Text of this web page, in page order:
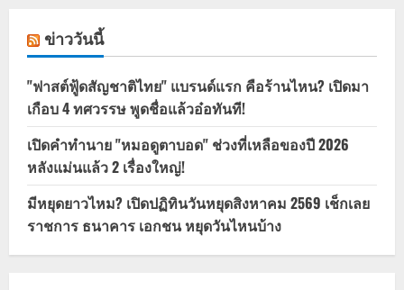
ข่าววันนี้
"ฟาสต์ฟู้ดสัญชาติไทย" แบรนด์แรก คือร้านไหน? เปิดมา
เกือบ 4 ทศวรรษ พูดชื่อแล้วอ๋อทันที!
เปิดคำทำนาย "หมอดูตาบอด" ช่วงที่เหลือของปี 2026
หลังแม่นแล้ว 2 เรื่องใหญ่!
มีหยุดยาวไหม? เปิดปฏิทินวันหยุดสิงหาคม 2569 เช็กเลย
ราชการ ธนาคาร เอกชน หยุดวันไหนบ้าง